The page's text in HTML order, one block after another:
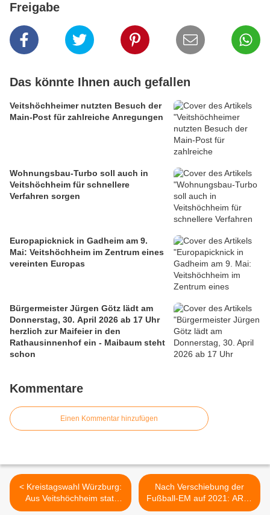
Freigabe
Das könnte Ihnen auch gefallen
Veitshöchheimer nutzten Besuch der
Main-Post für zahlreiche Anregungen
Wohnungsbau-Turbo soll auch in
Veitshöchheim für schnellere
Verfahren sorgen
Europapicknick in Gadheim am 9.
Mai: Veitshöchheim im Zentrum eines
vereinten Europas
Bürgermeister Jürgen Götz lädt am
Donnerstag, 30. April 2026 ab 17 Uhr
herzlich zur Maifeier in den
Rathausinnenhof ein - Maibaum steht
schon
Kommentare
Einen Kommentar hinzufügen
< Kreistagswahl Würzburg:
Aus Veitshöchheim statt
bisher 6 nur noch 3 im
Nach Verschiebung der
Fußball-EM auf 2021: ARD-
Morgenmagazin übernimmt